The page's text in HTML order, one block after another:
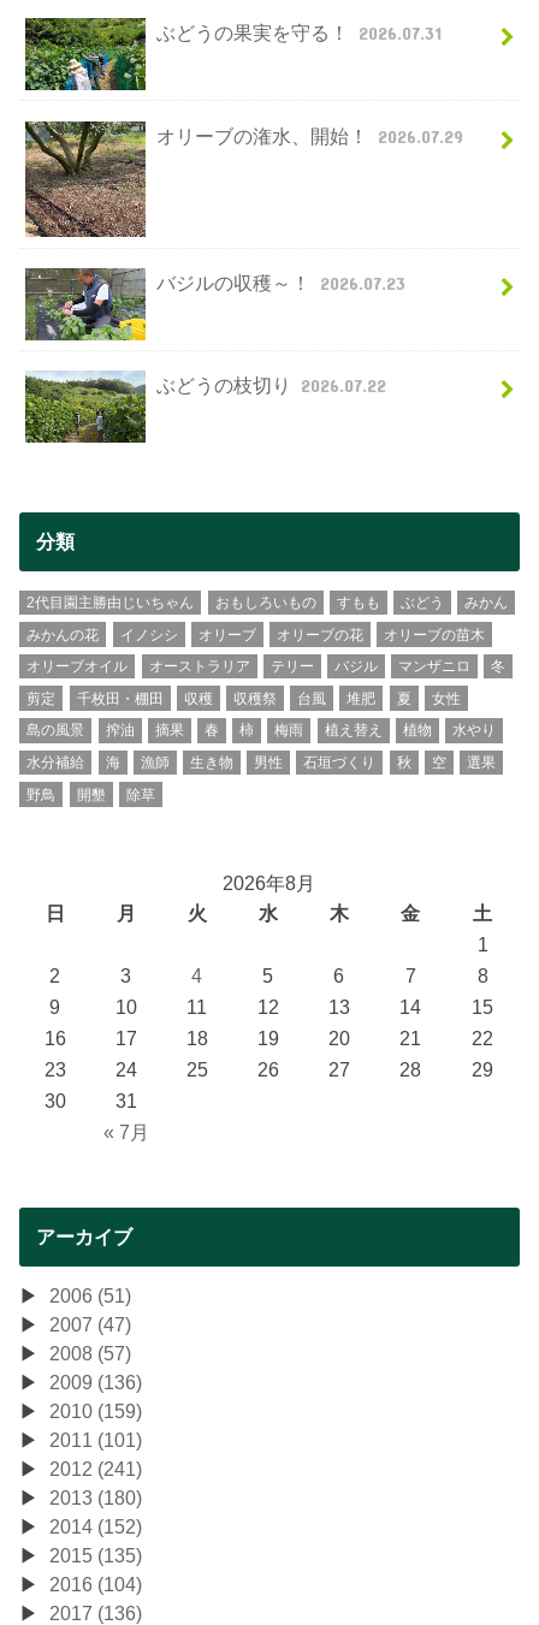
ぶどうの果実を守る！ 2026.07.31
オリーブの潅水、開始！ 2026.07.29
バジルの収穫～！ 2026.07.23
ぶどうの枝切り 2026.07.22
分類
2代目園主勝由じいちゃん おもしろいもの すもも ぶどう
みかん
みかんの花
イノシシ オリーブ オリーブの花
オリーブの苗木
オリーブオイル
オーストラリア テリー バジル マンザニロ
冬
剪定
千枚田・棚田 収穫 収穫祭 台風 堆肥 夏
女性
島の風景
搾油 摘果 春 柿 梅雨 植え替え 植物
水やり
水分補給
海 漁師 生き物 男性 石垣づくり 秋 空
選果
野鳥
開墾 除草
2026年8月
日
月 火 水 木 金 土
« 7月
1
2
3 4 5 6 7
8
9
10 11 12 13 14
15
16
17 18 19 20 21
22
23
24 25 26 27 28
29
30
31
アーカイブ
2006 (51)
2007 (47)
2008 (57)
2009 (136)
2010 (159)
2011 (101)
2012 (241)
2013 (180)
2014 (152)
2015 (135)
2016 (104)
2017 (136)